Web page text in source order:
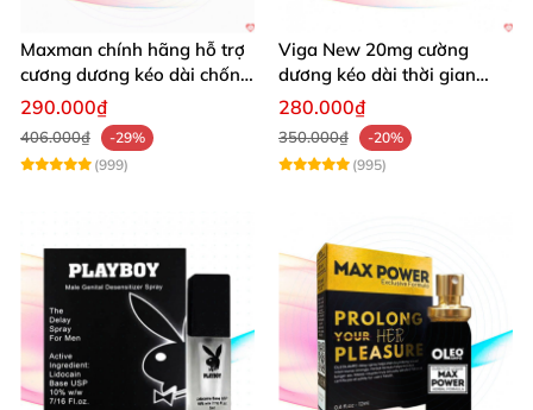
Maxman chính hãng hỗ trợ
cương dương kéo dài chống
xuất tinh sớm 10 viên
290.000₫
406.000₫
-29%
(999)
Viga New 20mg cường
dương kéo dài thời gian
chống xuất tinh hiệu quả
280.000₫
350.000₫
-20%
(995)